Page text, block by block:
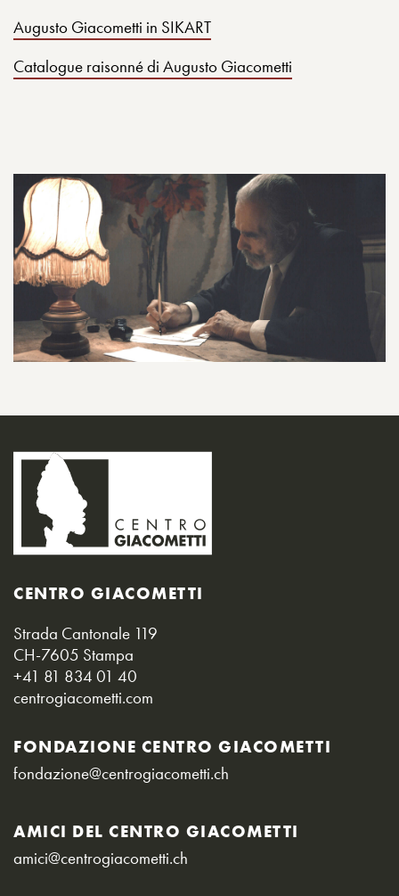
Augusto Giacometti in SIKART
Catalogue raisonné di Augusto Giacometti
CENTRO GIACOMETTI
Strada Cantonale 119
CH-7605 Stampa
+41 81 834 01 40
centrogiacometti.com
FONDAZIONE CENTRO GIACOMETTI
fondazione@centrogiacometti.ch
AMICI DEL CENTRO GIACOMETTI
amici@centrogiacometti.ch